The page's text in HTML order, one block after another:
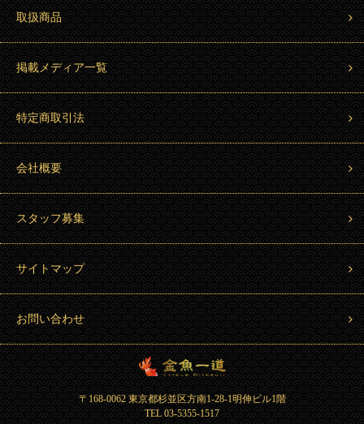
取扱商品
掲載メディア一覧
特定商取引法
会社概要
スタッフ募集
サイトマップ
お問い合わせ
〒168-0062 東京都杉並区方南1-28-1明伸ビル1階
TEL 03-5355-1517